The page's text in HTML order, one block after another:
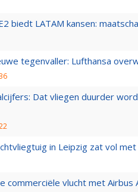
biedt LATAM kansen:
tegenvaller: Lufthansa
Dat vliegen duurder
in Leipzig zat vol
commerciële vlucht met Airbus